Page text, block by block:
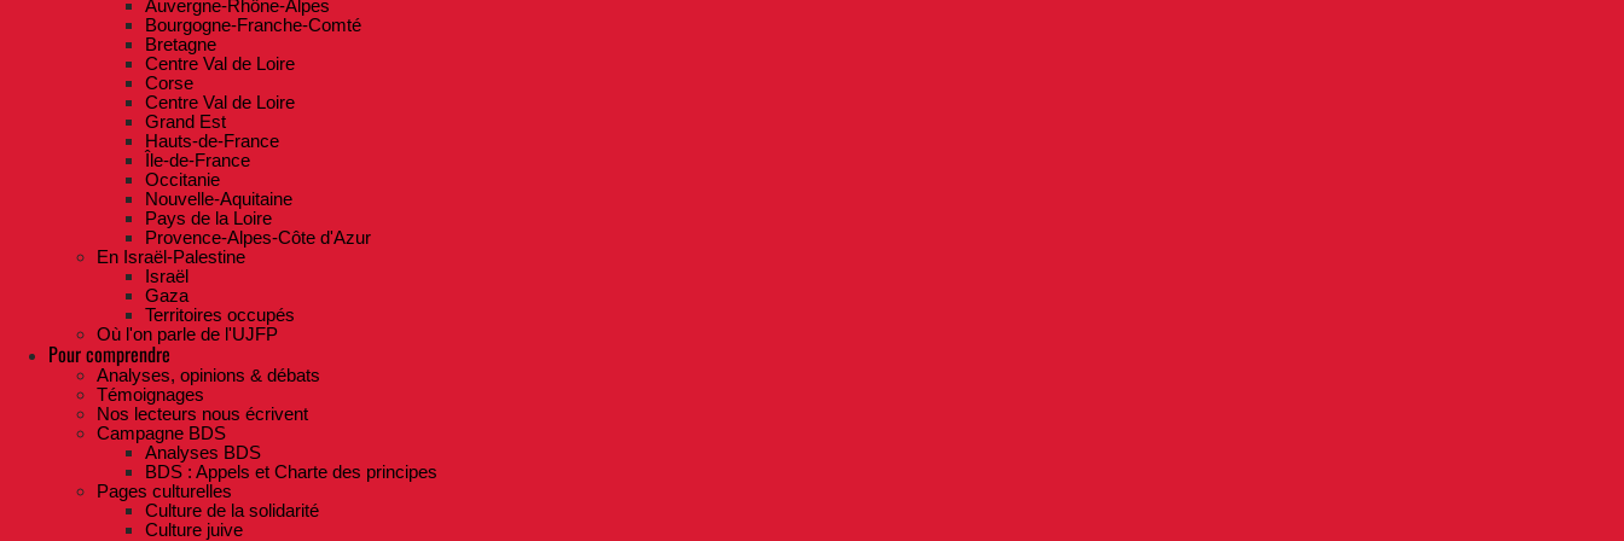
Auvergne-Rhône-Alpes
Bourgogne-Franche-Comté
Bretagne
Centre Val de Loire
Corse
Centre Val de Loire
Grand Est
Hauts-de-France
Île-de-France
Occitanie
Nouvelle-Aquitaine
Pays de la Loire
Provence-Alpes-Côte d'Azur
En Israël-Palestine
Israël
Gaza
Territoires occupés
Où l'on parle de l'UJFP
Pour comprendre
Analyses, opinions & débats
Témoignages
Nos lecteurs nous écrivent
Campagne BDS
Analyses BDS
BDS : Appels et Charte des principes
Pages culturelles
Culture de la solidarité
Culture juive